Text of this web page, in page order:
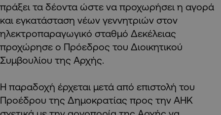
πράξει τα δέοντα ώστε να προχωρήσει η αγορά
και εγκατάσταση νέων γεννητριών στον
ηλεκτροπαραγωγικό σταθμό Δεκέλειας
προχώρησε ο Πρόεδρος του Διοικητικού
Συμβουλίου της Αρχής.
Η παραδοχή έρχεται μετά από επιστολή του
Προέδρου της Δημοκρατίας προς την ΑΗΚ